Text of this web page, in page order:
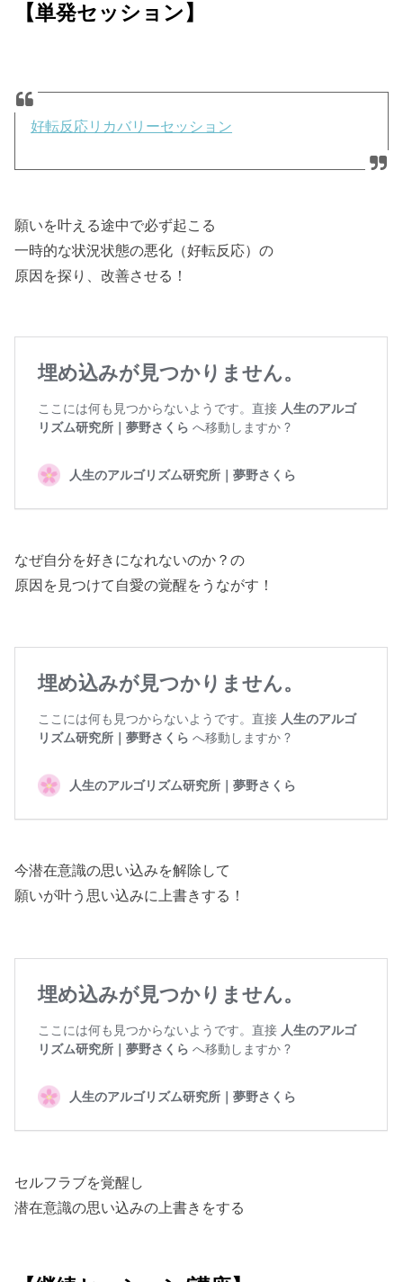
【単発セッション】
好転反応リカバリーセッション
願いを叶える途中で必ず起こる
一時的な状況状態の悪化（好転反応）の
原因を探り、改善させる！
なぜ自分を好きになれないのか？の
原因を見つけて自愛の覚醒をうながす！
今潜在意識の思い込みを解除して
願いが叶う思い込みに上書きする！
セルフラブを覚醒し
潜在意識の思い込みの上書きをする